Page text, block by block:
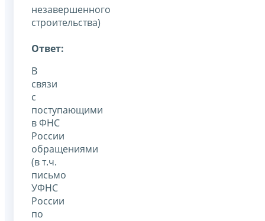
незавершенного
строительства)
Ответ:
В
связи
с
поступающими
в ФНС
России
обращениями
(в т.ч.
письмо
УФНС
России
по